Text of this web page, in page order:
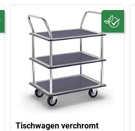
Tischwagen verchromt